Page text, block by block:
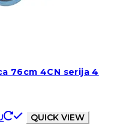
76cm 4CN serija 4
QUICK VIEW